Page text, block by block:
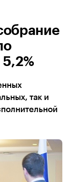
так и